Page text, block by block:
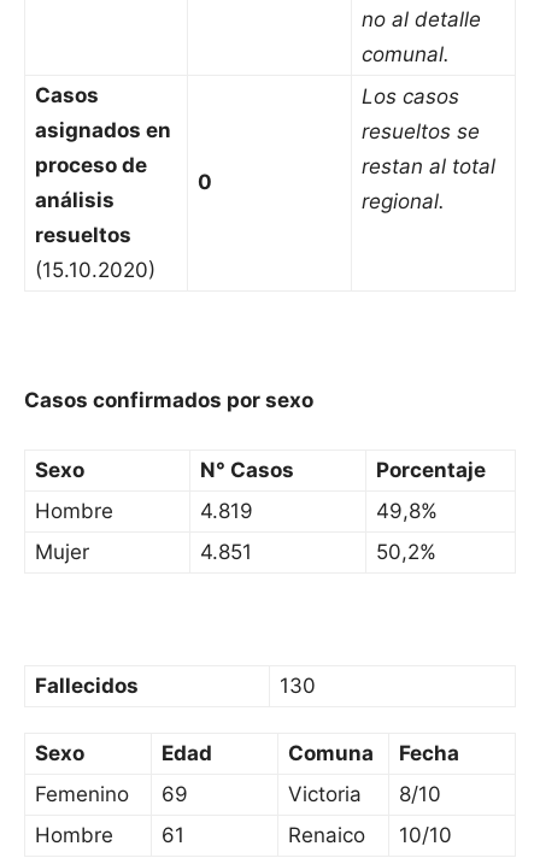
no al detalle
comunal.
Casos
asignados en
proceso de
análisis
resueltos
(15.10.2020)
0
Los casos
resueltos se
restan al total
regional.
Casos confirmados por sexo
Sexo N° Casos
Porcentaje
Hombre
4.819
49,8%
Mujer
4.851 50,2%
Fallecidos 130
Sexo Edad Comuna
Fecha
Femenino
69 Victoria
8/10
Hombre
61 Renaico 10/10